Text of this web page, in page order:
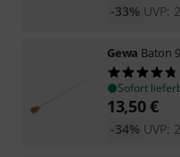
UVP:
-33%
Gewa Baton
Sofort
13,50€
UVP:
-34%